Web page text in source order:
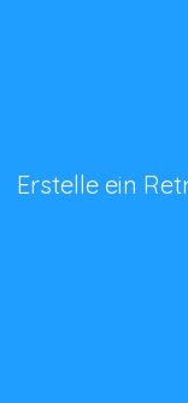
Erstelle ein